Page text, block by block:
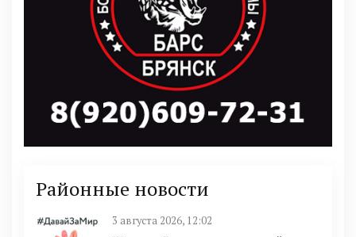
Районные новости
3 августа 2026, 12:02